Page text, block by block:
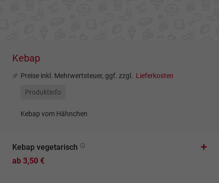
Kebap
Preise inkl. Mehrwertsteuer, ggf. zzgl. Lieferkosten
Produktinfo
Kebap vom Hähnchen
Kebap vegetarisch
ab 3,50 €